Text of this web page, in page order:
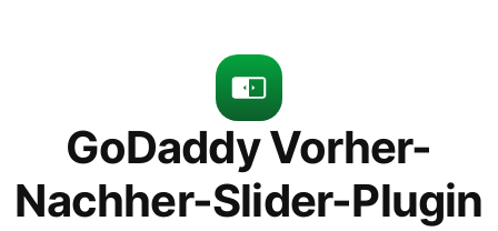
GoDaddy Vorher-
Nachher-Slider-Plugin